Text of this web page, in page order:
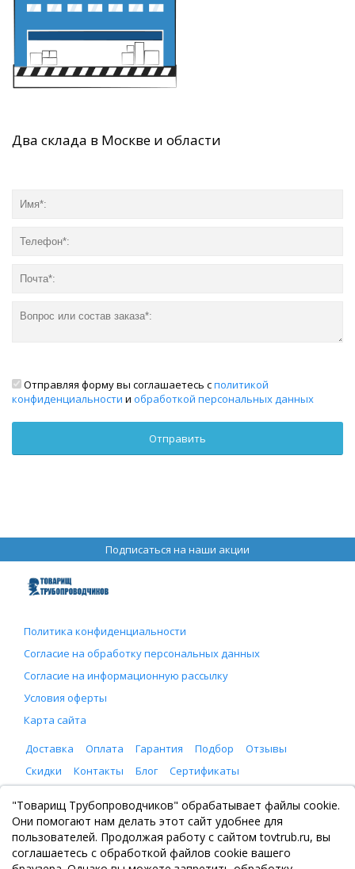
Два склада в Москве и области
Отправляя форму вы соглашаетесь сполитикой
конфиденциальности и обработкой персональных данных
Подписаться на наши акции
Политика конфиденциальности
Согласие на обработку персональных данных
Согласие на информационную рассылку
Условия оферты
Карта сайта
Доставка
Оплата Гарантия Подбор
Отзывы
Скидки
Контакты Блог Сертификаты
ООО "Товарищ Трубопроводчиков"
Москва, Рязанский проспект 8, с. 2
+7 (495) 065-46-75
zakaz@tovtrub.ru
09:00-17:00 ПН-ПТ
"Товарищ Трубопроводчиков" обрабатывает файлы cookie.
Они помогают нам делать этот сайт удобнее для
пользователей. Продолжая работу с сайтом tovtrub.ru, вы
соглашаетесь с обработкой файлов cookie вашего